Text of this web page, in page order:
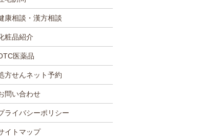
康相談・漢方相談
粧品紹介
医薬品
方せんネット予約
問い合わせ
ライバシーポリシー
イトマップ